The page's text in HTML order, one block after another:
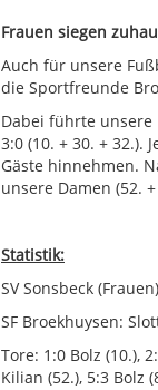
Frauen siegen
Auch für unsere
die Sportfreunde
Dabei führte unsere
3:0 (10. + 30. +
Gäste hinnehmen.
unsere Damen (52. +
Statistik:
SV Sonsbeck
SF Broekhuysen:
Tore: 1:0 Bolz (10.),
Kilian (52.), 5:3 Bolz